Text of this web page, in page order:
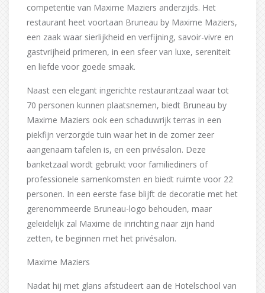
competentie van Maxime Maziers anderzijds. Het
restaurant heet voortaan Bruneau by Maxime Maziers,
een zaak waar sierlijkheid en verfijning, savoir-vivre en
gastvrijheid primeren, in een sfeer van luxe, sereniteit
en liefde voor goede smaak.
Naast een elegant ingerichte restaurantzaal waar tot
70 personen kunnen plaatsnemen, biedt Bruneau by
Maxime Maziers ook een schaduwrijk terras in een
piekfijn verzorgde tuin waar het in de zomer zeer
aangenaam tafelen is, en een privésalon. Deze
banketzaal wordt gebruikt voor familiediners of
professionele samenkomsten en biedt ruimte voor 22
personen. In een eerste fase blijft de decoratie met het
gerenommeerde Bruneau-logo behouden, maar
geleidelijk zal Maxime de inrichting naar zijn hand
zetten, te beginnen met het privésalon.
Maxime Maziers
Nadat hij met glans afstudeert aan de Hotelschool van